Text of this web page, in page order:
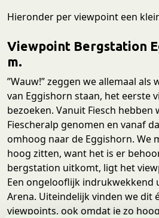
Hieronder per viewpoint een
Viewpoint Bergstation
m.
”Wauw!” zeggen we allemaal
van Eggishorn staan, het eerste
bezoeken. Vanuit Fiesch hebben
Fiescheralp genomen en vanaf
omhoog naar de Eggishorn. We
hoog zitten, want het is er
bergstation uitkomt, ligt het
Een ongelooflijk indrukwekkend
Arena. Uiteindelijk vinden we dit
viewpoints, ook omdat je zo